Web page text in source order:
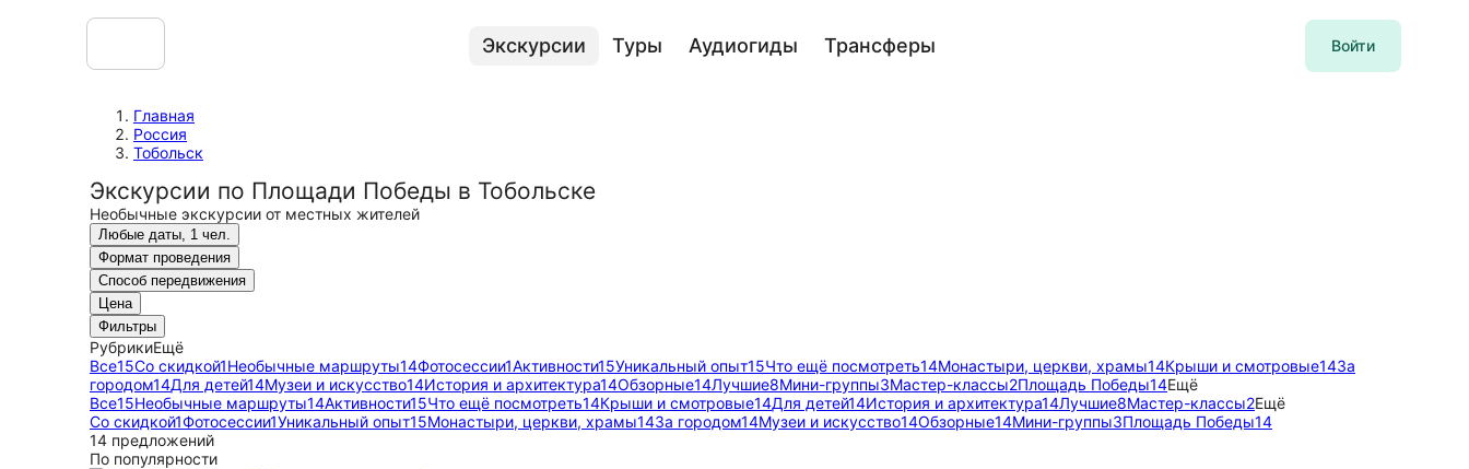
Экскурсии Туры Аудиогиды Трансферы Войти
Главная
Россия
Тобольск
Экскурсии по Площади Победы в Тобольске
Необычные экскурсии от местных жителей
Любые даты, 1 чел.
Формат проведения
Способ передвижения
Цена
Фильтры
РубрикиЕщё
Все15Со скидкой1Необычные маршруты14Фотосессии1Активности15Уникальный опыт15Что ещё посмотреть14Монастыри, церкви, храмы14Крыши и смотровые14За
городом14Для детей14Музеи и искусство14История и архитектура14Обзорные14Лучшие8Мини-группы3Мастер-классы2Площадь Победы14Ещё
Все15Необычные маршруты14Активности15Что ещё посмотреть14Крыши и смотровые14Для детей14История и архитектура14Лучшие8Мастер-классы2Ещё
Со скидкой1Фотосессии1Уникальный опыт15Монастыри, церкви, храмы14За городом14Музеи и искусство14Обзорные14Мини-группы3Площадь Победы14
14 предложений
По популярности